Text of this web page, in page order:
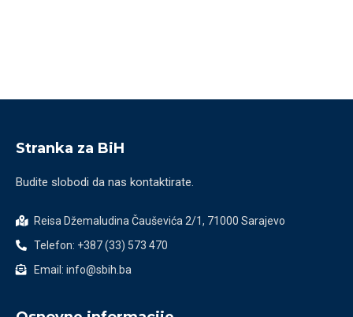
Stranka za BiH
Budite slobodi da nas kontaktirate.
Reisa Džemaludina Čauševića 2/1, 71000 Sarajevo
Telefon: +387 (33) 573 470
Email: info@sbih.ba